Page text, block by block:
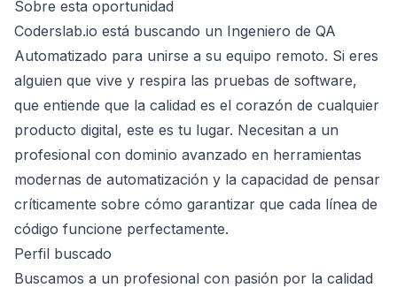
Sobre esta oportunidad
Coderslab.io está buscando un Ingeniero de QA
Automatizado para unirse a su equipo remoto. Si eres
alguien que vive y respira las pruebas de software,
que entiende que la calidad es el corazón de cualquier
producto digital, este es tu lugar. Necesitan a un
profesional con dominio avanzado en herramientas
modernas de automatización y la capacidad de pensar
críticamente sobre cómo garantizar que cada línea de
código funcione perfectamente.
Perfil buscado
Buscamos a un profesional con pasión por la calidad